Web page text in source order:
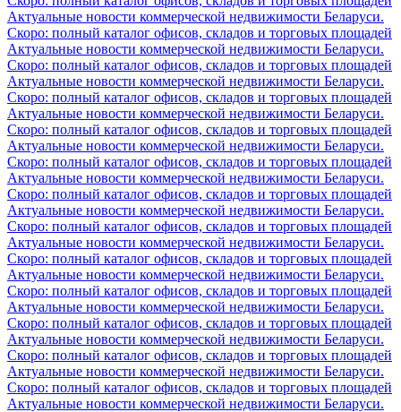
Актуальные новости коммерческой недвижимости Беларуси.
Скоро: полный каталог офисов, складов и торговых площадей
Актуальные новости коммерческой недвижимости Беларуси.
Скоро: полный каталог офисов, складов и торговых площадей
Актуальные новости коммерческой недвижимости Беларуси.
Скоро: полный каталог офисов, складов и торговых площадей
Актуальные новости коммерческой недвижимости Беларуси.
Скоро: полный каталог офисов, складов и торговых площадей
Актуальные новости коммерческой недвижимости Беларуси.
Скоро: полный каталог офисов, складов и торговых площадей
Актуальные новости коммерческой недвижимости Беларуси.
Скоро: полный каталог офисов, складов и торговых площадей
Актуальные новости коммерческой недвижимости Беларуси.
Скоро: полный каталог офисов, складов и торговых площадей
Актуальные новости коммерческой недвижимости Беларуси.
Скоро: полный каталог офисов, складов и торговых площадей
Актуальные новости коммерческой недвижимости Беларуси.
Скоро: полный каталог офисов, складов и торговых площадей
Актуальные новости коммерческой недвижимости Беларуси.
Скоро: полный каталог офисов, складов и торговых площадей
Актуальные новости коммерческой недвижимости Беларуси.
Скоро: полный каталог офисов, складов и торговых площадей
Актуальные новости коммерческой недвижимости Беларуси.
Скоро: полный каталог офисов, складов и торговых площадей
Актуальные новости коммерческой недвижимости Беларуси.